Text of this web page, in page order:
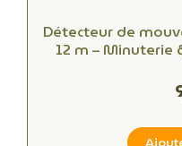
Détecteur de
12 m – Minuterie